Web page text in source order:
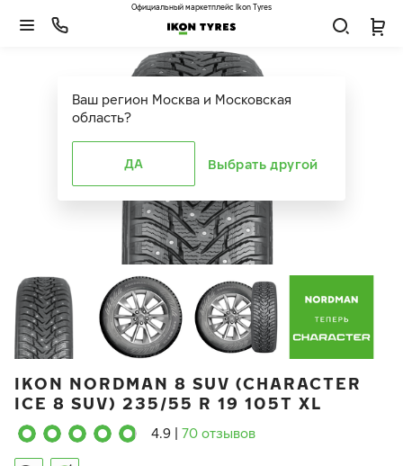
Ваш регион Москва и Московская
область?
ДА Выбрать другой
Официальный маркетплейс Ikon Tyres
IKON NORDMAN 8 SUV (CHARACTER
ICE 8 SUV) 235/55 R 19 105T XL
4.9 70 отзывов